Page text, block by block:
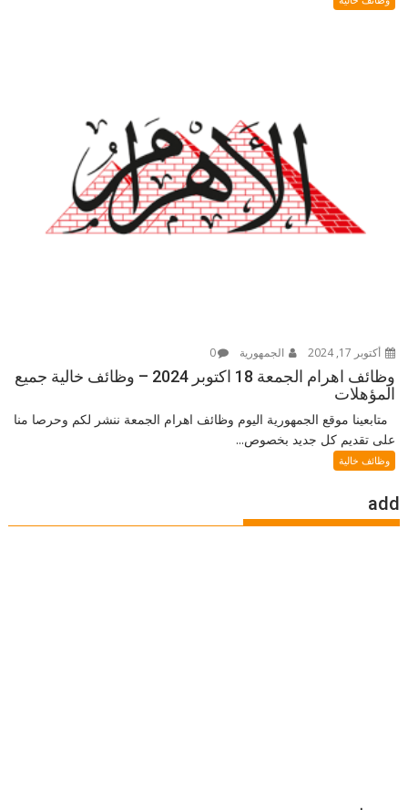
أكتوبر 17, 2024 الجمهورية 0
وظائف اهرام الجمعة 18 اكتوبر 2024 – وظائف خالية جميع
المؤهلات
متابعينا موقع الجمهورية اليوم وظائف اهرام الجمعة ننشر لكم وحرصا منا
على تقديم كل جديد بخصوص...
وظائف خالية
add